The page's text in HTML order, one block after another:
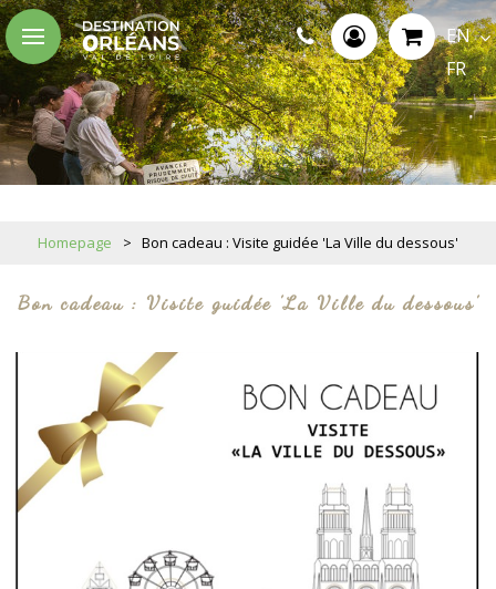
EN
FR
Homepage > Bon cadeau : Visite guidée 'La Ville du dessous'
Bon cadeau : Visite guidée 'La Ville du dessous'